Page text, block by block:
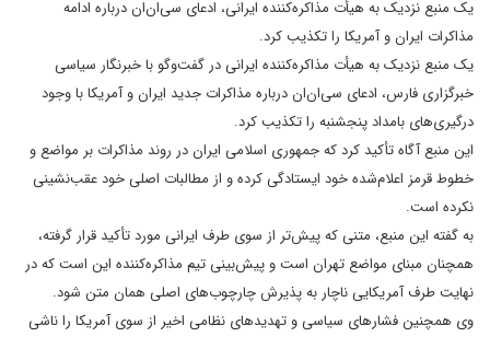
یک منبع نزدیک به هیأت مذاکره‌کننده ایرانی، ادعای سی‌ان‌ان درباره ادامه
مذاکرات ایران و آمریکا را تکذیب کرد.
یک منبع نزدیک به هیأت مذاکره‌کننده ایرانی در گفت‌وگو با خبرنگار سیاسی
خبرگزاری فارس، ادعای سی‌ان‌ان درباره مذاکرات جدید ایران و آمریکا با وجود
درگیری‌های بامداد پنجشنبه را تکذیب کرد.
این منبع آگاه تأکید کرد که جمهوری اسلامی ایران در روند مذاکرات بر مواضع و
خطوط قرمز اعلام‌شده خود ایستادگی کرده و از مطالبات اصلی خود عقب‌نشینی
نکرده است.
به گفته این منبع، متنی که پیش‌تر از سوی طرف ایرانی مورد تأکید قرار گرفته،
همچنان مبنای مواضع تهران است و پیش‌بینی تیم مذاکره‌کننده این است که در
نهایت طرف آمریکایی ناچار به پذیرش چارچوب‌های اصلی همان متن شود.
وی همچنین فشارهای سیاسی و تهدیدهای نظامی اخیر از سوی آمریکا را ناشی